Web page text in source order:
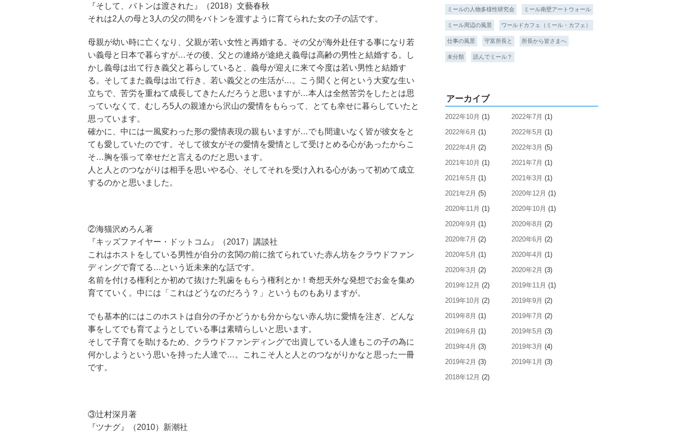
『そして、バトンは渡された』（2018）文藝春秋
それは2人の母と3人の父の間をバトンを渡すように育てられた女の子の話です。
母親が幼い時に亡くなり、父親が若い女性と再婚する。その父が海外赴任する事になり若
い義母と日本で暮らすが…その後、父との連絡が途絶え義母は高齢の男性と結婚する。し
かし義母は出て行き義父と暮らしていると、義母が迎えに来て今度は若い男性と結婚す
る。そしてまた義母は出て行き、若い義父との生活が…。こう聞くと何という大変な生い
立ちで、苦労を重ねて成長してきたんだろうと思いますが…本人は全然苦労をしたとは思
っていなくて、むしろ5人の親達から沢山の愛情をもらって、とても幸せに暮らしていたと
思っています。
確かに、中には一風変わった形の愛情表現の親もいますが…でも間違いなく皆が彼女をと
ても愛していたのです。そして彼女がその愛情を愛情として受けとめる心があったからこ
そ…胸を張って幸せだと言えるのだと思います。
人と人とのつながりは相手を思いやる心、そしてそれを受け入れる心があって初めて成立
するのかと思いました。
②海猫沢めろん著
『キッズファイヤー・ドットコム』（2017）講談社
これはホストをしている男性が自分の玄関の前に捨てられていた赤ん坊をクラウドファン
ディングで育てる…という近未来的な話です。
名前を付ける権利とか初めて抜けた乳歯をもらう権利とか！奇想天外な発想でお金を集め
育てていく。中には「これはどうなのだろう？」というものもありますが。
でも基本的にはこのホストは自分の子かどうかも分からない赤ん坊に愛情を注ぎ、どんな
事をしてでも育てようとしている事は素晴らしいと思います。
そして子育てを助けるため、クラウドファンディングで出資している人達もこの子の為に
何かしようという思いを持った人達で…。これこそ人と人とのつながりかなと思った一冊
です。
③辻村深月著
『ツナグ』（2010）新潮社
ミールの人物多様性研究会 ミール南壁アートウォール
ミール周辺の風景 ワールドカフェ（ミール・カフェ）
仕事の風景 守富所長と 所長から皆さまへ
未分類 読んでミール？
アーカイブ
2022年10月 (1) 2022年7月 (1)
2022年6月 (1) 2022年5月 (1)
2022年4月 (2) 2022年3月 (5)
2021年10月 (1) 2021年7月 (1)
2021年5月 (1) 2021年3月 (1)
2021年2月 (5) 2020年12月 (1)
2020年11月 (1) 2020年10月 (1)
2020年9月 (1) 2020年8月 (2)
2020年7月 (2) 2020年6月 (2)
2020年5月 (1) 2020年4月 (1)
2020年3月 (2) 2020年2月 (3)
2019年12月 (2) 2019年11月 (1)
2019年10月 (2) 2019年9月 (2)
2019年8月 (1) 2019年7月 (2)
2019年6月 (1) 2019年5月 (3)
2019年4月 (3) 2019年3月 (4)
2019年2月 (3) 2019年1月 (3)
2018年12月 (2)